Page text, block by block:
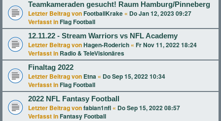
Teamkameraden gesucht! Raum Hamburg/Pinneberg
Letzter Beitrag von FootballKrake « Do Jan 12, 2023 09:27
Verfasst in Flag Football
12.11.22 - Stream Warriors vs NFL Academy
Letzter Beitrag vonHagen-Roderich « Fr Nov 11, 2022 18:24
Verfasst in Radio & TeleVisionäres
Finaltag 2022
Letzter Beitrag von Etna « Do Sep 15, 2022 10:34
Verfasst in Flag Football
2022 NFL Fantasy Football
Letzter Beitrag vonfabian1nfl « Do Sep 15, 2022 08:57
Verfasst in Fantasy Football